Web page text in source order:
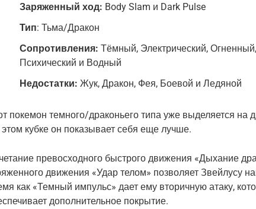
Заряженный ход: Body Slam и Dark Pulse
Тип: Тьма/Дракон
Сопротивления: Тёмный, Электрический,
Психический и Водный
Недостатки: Жук, Дракон, Фея, Боевой и Ледяной
покемон темного/драконьего типа уже выделяется на
кубке он показывает себя еще лучше.
превосходного быстрого движения «Дыхание
движения «Удар телом» позволяет Звейлусу
как «Темный импульс» дает ему вторичную атаку,
дополнительное покрытие.